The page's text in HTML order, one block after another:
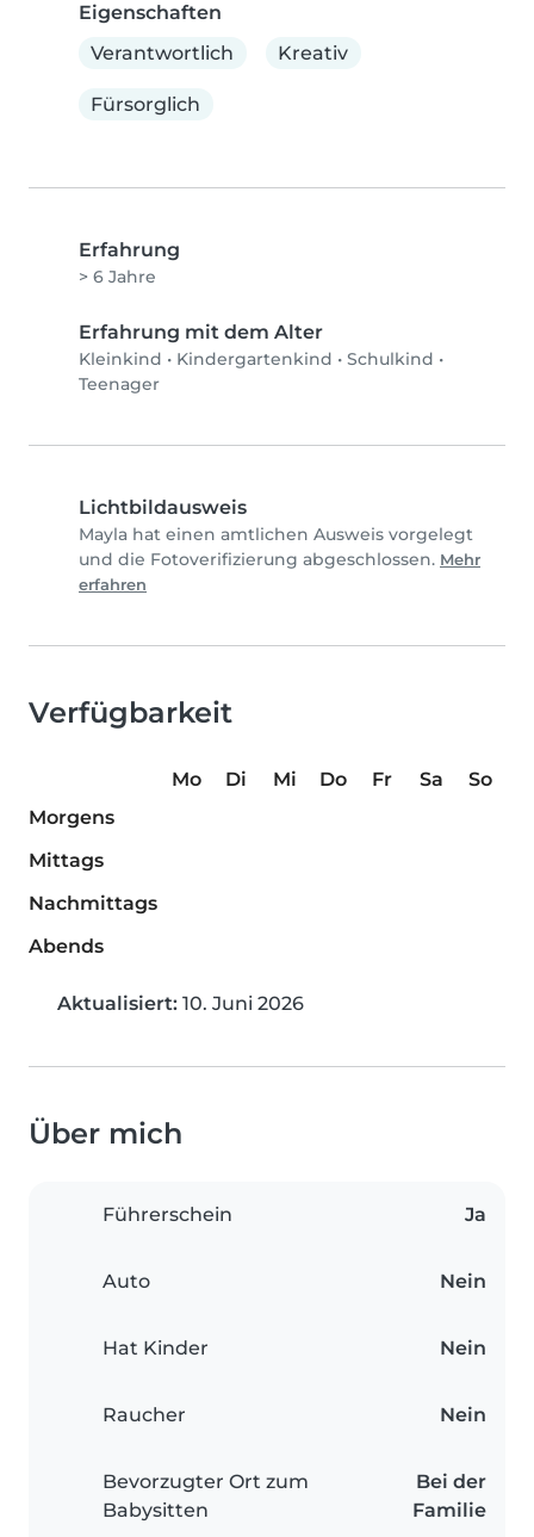
Eigenschaften
Verantwortlich
Kreativ
Fürsorglich
Erfahrung
> 6 Jahre
Erfahrung mit dem Alter
Kleinkind • Kindergartenkind • Schulkind •
Teenager
Lichtbildausweis
Mayla hat einen amtlichen Ausweis vorgelegt
und die Fotoverifizierung abgeschlossen. Mehr
erfahren
Verfügbarkeit
Mo Di Mi Do Fr Sa
So
Morgens
Mittags
Nachmittags
Abends
Aktualisiert: 10. Juni 2026
Über mich
Führerschein Ja
Auto Nein
Hat Kinder Nein
Raucher Nein
Bevorzugter Ort zum
Babysitten
Bei der
Familie